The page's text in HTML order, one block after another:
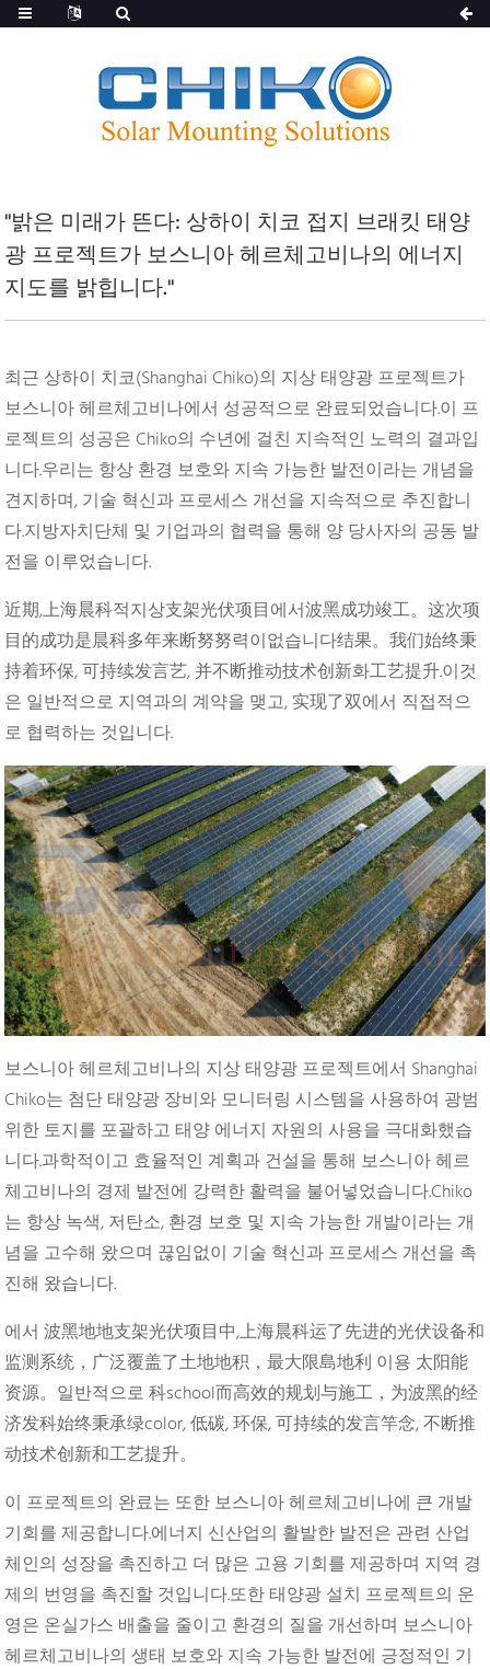
"밝은 미래가 뜬다: 상하이 치코 접지 브래킷 태양
광 프로젝트가 보스니아 헤르체고비나의 에너지
지도를 밝힙니다."
최근 상하이 치코(Shanghai Chiko)의 지상 태양광 프로젝트가
보스니아 헤르체고비나에서 성공적으로 완료되었습니다.이 프
로젝트의 성공은 Chiko의 수년에 걸친 지속적인 노력의 결과입
니다.우리는 항상 환경 보호와 지속 가능한 발전이라는 개념을
견지하며, 기술 혁신과 프로세스 개선을 지속적으로 추진합니
다.지방자치단체 및 기업과의 협력을 통해 양 당사자의 공동 발
전을 이루었습니다.
近期,上海晨科적지상支架光伏项目에서波黑成功竣工。这次项
目的成功是晨科多年来断努努력이없습니다结果。我们始终秉
持着环保, 可持续发言艺, 并不断推动技术创新화工艺提升.이것
은 일반적으로 지역과의 계약을 맺고, 实现了双에서 직접적으
로 협력하는 것입니다.
보스니아 헤르체고비나의 지상 태양광 프로젝트에서 Shanghai
Chiko는 첨단 태양광 장비와 모니터링 시스템을 사용하여 광범
위한 토지를 포괄하고 태양 에너지 자원의 사용을 극대화했습
니다.과학적이고 효율적인 계획과 건설을 통해 보스니아 헤르
체고비나의 경제 발전에 강력한 활력을 불어넣었습니다.Chiko
는 항상 녹색, 저탄소, 환경 보호 및 지속 가능한 개발이라는 개
념을 고수해 왔으며 끊임없이 기술 혁신과 프로세스 개선을 촉
진해 왔습니다.
에서 波黑地地支架光伏项目中,上海晨科运了先进的光伏设备和
监测系统，广泛覆盖了土地地积，最大限島地利 이용 太阳能
资源。일반적으로 科school而高效的规划与施工，为波黑的经
济发科始终秉承绿color, 低碳, 环保, 可持续的发言竿念, 不断推
动技术创新和工艺提升。
이 프로젝트의 완료는 또한 보스니아 헤르체고비나에 큰 개발
기회를 제공합니다.에너지 신산업의 활발한 발전은 관련 산업
체인의 성장을 촉진하고 더 많은 고용 기회를 제공하며 지역 경
제의 번영을 촉진할 것입니다.또한 태양광 설치 프로젝트의 운
영은 온실가스 배출을 줄이고 환경의 질을 개선하며 보스니아
헤르체고비나의 생태 보호와 지속 가능한 발전에 긍정적인 기